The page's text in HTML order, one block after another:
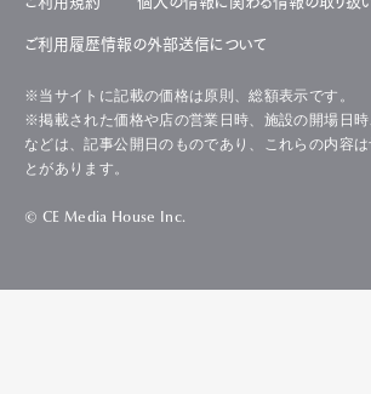
ご利用履歴情報の外部送信について
※当サイトに記載の価格は原則、総額表示です。
※掲載された価格や店の営業日時、施設の開場日
などは、記事公開日のものであり、これらの内容
とがあります。
© CE Media House Inc.